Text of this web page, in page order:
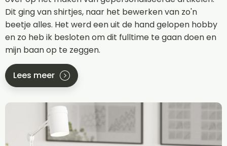
Dit ging van shirtjes, naar het bewerken van zo'n
beetje alles. Het werd een uit de hand gelopen hobby
en zo heb ik besloten om dit fulltime te gaan doen en
mijn baan op te zeggen.
Lees meer